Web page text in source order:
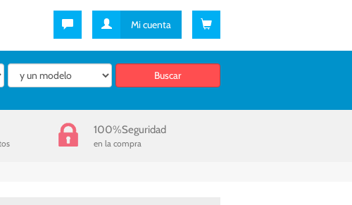
Mi cuenta
Contacto
100%Seguridad
en la compra